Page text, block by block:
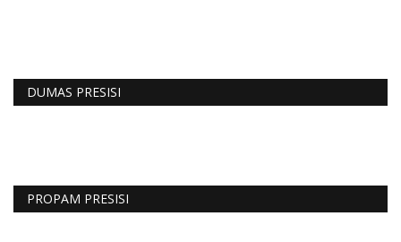
DUMAS PRESISI
PROPAM PRESISI